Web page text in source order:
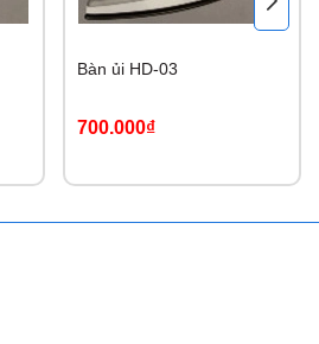
Bàn ủi HD-03
700.000₫